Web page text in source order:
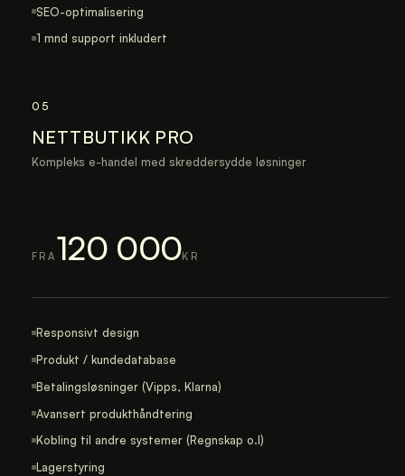
SEO-optimalisering
1 mnd support inkludert
05
NETTBUTIKK PRO
Kompleks e-handel med skreddersydde løsninger
FRA 120 000KR
Responsivt design
Produkt / kundedatabase
Betalingsløsninger (Vipps, Klarna)
Avansert produkthåndtering
Kobling til andre systemer (Regnskap o.l)
Lagerstyring